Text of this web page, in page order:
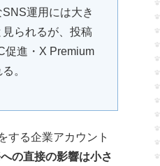
運用には大き
られるが、投稿
促進・X Premium
。
する企業アカウント
の直接の影響は小さ